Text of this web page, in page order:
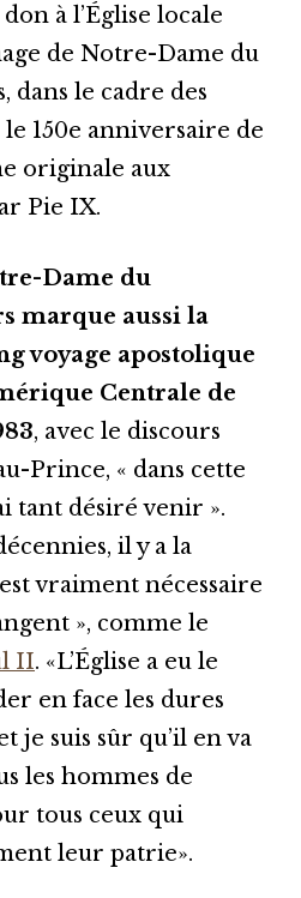
à l’Église locale
de Notre-Dame du
dans le cadre des
150e anniversaire de
originale aux
Pie IX.
Dame du
marque aussi la
voyage apostolique
Centrale de
, avec le discours
Prince, « dans cette
tant désiré venir ».
il y a la
vraiment nécessaire
», comme le
II. «L’Église a eu le
en face les dures
je suis sûr qu’il en va
les hommes de
tous ceux qui
leur patrie».